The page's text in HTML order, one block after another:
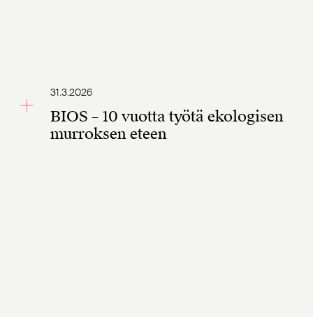
31.3.2026
BIOS – 10 vuotta työtä ekologisen
murroksen eteen